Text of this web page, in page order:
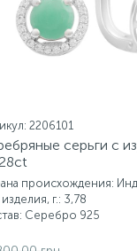
2206101
серьги с
происхождения:
г.: 3,78
Серебро 925